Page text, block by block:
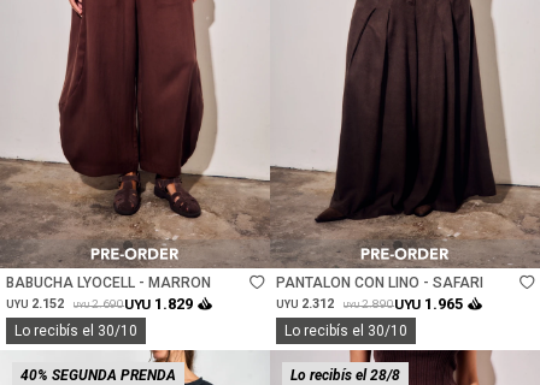
Talle
BABUCHA LYOCELL - MARRON
UYU 2.152 UYU 2.690UYU 1.829
Lo recibís el 30/10
Talle
PANTALON CON LINO - SAFARI
UYU 2.312 UYU 2.890UYU 1.965
Lo recibís el 30/10
40% SEGUNDA PRENDA Lo recibís el 28/8